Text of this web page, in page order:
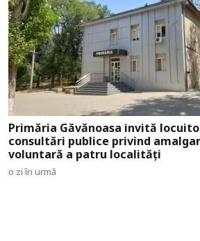
Primăria Găvănoasa invită
consultări publice privind
voluntară a patru localități
o zi în urmă